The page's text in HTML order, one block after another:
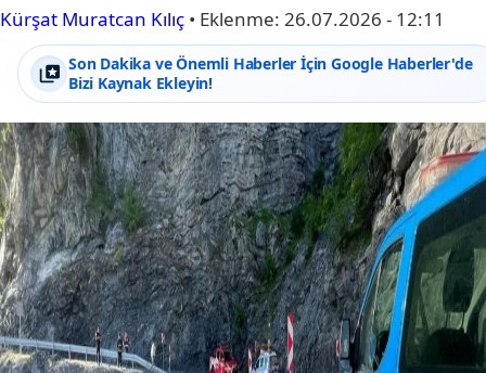
Kürşat Muratcan Kılıç • Eklenme: 26.07.2026 - 12:11
Son Dakika ve Önemli Haberler İçin Google Haberler'de
Bizi Kaynak Ekleyin!